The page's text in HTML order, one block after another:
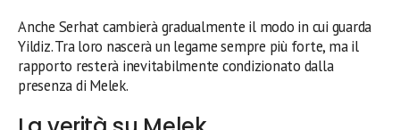
Anche Serhat cambierà gradualmente il modo in cui guarda
Yildiz. Tra loro nascerà un legame sempre più forte, ma il
rapporto resterà inevitabilmente condizionato dalla
presenza di Melek.